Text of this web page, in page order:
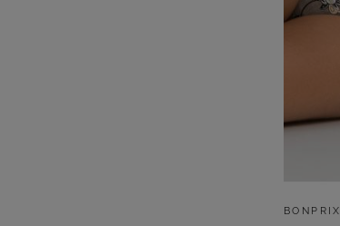
BONPRIX